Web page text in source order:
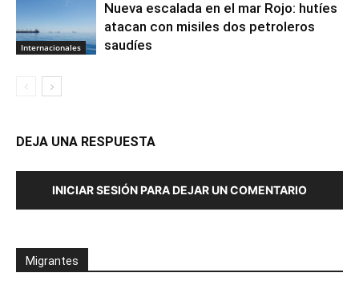
Internacionales
Nueva escalada en el mar Rojo: hutíes
atacan con misiles dos petroleros
saudíes
DEJA UNA RESPUESTA
INICIAR SESIÓN PARA DEJAR UN COMENTARIO
Migrantes